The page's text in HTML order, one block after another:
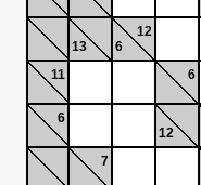
13
12
6
11
6
6
12
7